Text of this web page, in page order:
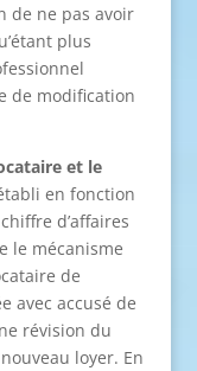
de ne pas avoir
plus
de modification
et le
en fonction
d’affaires
le mécanisme
de
avec accusé de
révision du
loyer. En